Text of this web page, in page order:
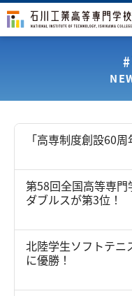
入学案内
学生生活
国際交流
教育・研究施設
「高専制度創設60
第58回全国高等専
ダブルスが第3位！
北陸学生ソフトテニ
に優勝！